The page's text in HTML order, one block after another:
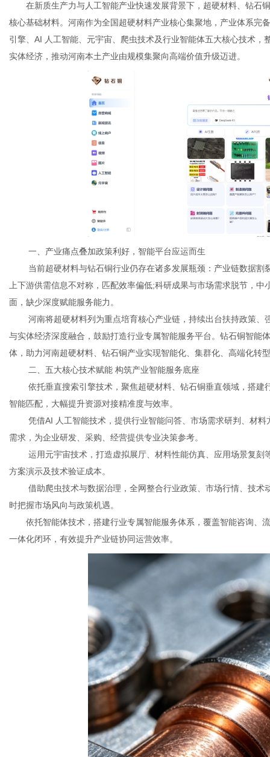
在新质生产力与人工智能产业快速发展背景下，超硬材料、钻石
核心基础材料。河南作为全国超硬材料产业核心集聚地，产业体系完
引擎、AI 人工智能、元宇宙、爬虫技术及行业智能体五大核心技术
实体经济，推动河南本土产业由规模集聚向高端价值升级迈进。
一、产业痛点叠加政策利好，智能平台应运而生
当前超硬材料与钻石铜行业仍存在诸多发展瓶颈：产业链数据
上下游供需信息不对称，匹配效率偏低;科研成果与市场需求脱节，
面，缺少深度赋能服务能力。
河南将超硬材料列为重点培育核心产业链，持续出台扶持政策
与实体经济深度融合，鼓励打造行业专属智能服务平台。钻石铜智能
体，助力河南超硬材料、钻石铜产业实现智能化、集群化、高端化转
二、五大核心技术赋能 构筑产业智能服务底座
依托垂直搜索引擎技术，聚焦超硬材料、钻石铜垂直领域，搭
智能匹配，大幅提升资源对接精准度与效率。
凭借AI 人工智能技术，提供行业智能问答、市场需求研判、材
需求，为企业研发、采购、经营提供专业决策参考。
运用元宇宙技术，打造虚拟展厅、材料性能仿真、应用场景复
方案演示及技术验证成本。
借助爬虫技术与数据治理，全网整合行业政策、市场行情、技
时把握市场风向与政策机遇。
依托智能体技术，搭建行业专属智能服务体系，覆盖智能咨询、
一体化闭环，有效提升产业链协同运营效率。